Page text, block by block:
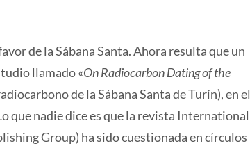
de la Sábana Santa. Ahora resulta que un
llamado «On Radiocarbon Dating of the
de la Sábana Santa de Turín), en el
que nadie dice es que la revista International
Group) ha sido cuestionada en círculos